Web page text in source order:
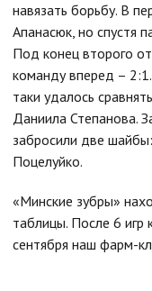
навязать борьбу. В
Апанасюк, но спустя
Под конец второго
команду вперед –
таки удалось
Даниила Степанова.
забросили две
Поцелуйко.
«Минские зубры»
таблицы. После 6
сентября наш фарм-